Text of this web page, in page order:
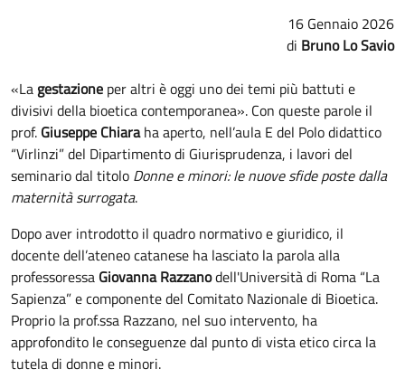
16 Gennaio 2026
Bruno Lo Savio
«Lagestazione per altri è oggi uno dei temi più battuti e
divisivi della bioetica contemporanea». Con queste parole il
prof. Giuseppe Chiaraha aperto, nell’aula E del Polo didattico
“Virlinzi” del Dipartimento di Giurisprudenza, i lavori del
seminario dal titolo Donne e minori: le nuove sfide poste dalla
maternità surrogata.
Dopo aver introdotto il quadro normativo e giuridico, il
docente dell’ateneo catanese ha lasciato la parola alla
professoressa Giovanna Razzanodell'Università di Roma “La
Sapienza” e componente del Comitato Nazionale di Bioetica.
Proprio la prof.ssa Razzano, nel suo intervento, ha
approfondito le conseguenze dal punto di vista etico circa la
tutela di donne e minori.